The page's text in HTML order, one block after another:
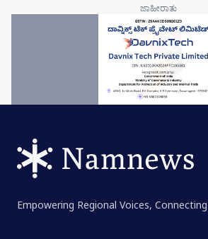
Empowering Regional Voices,